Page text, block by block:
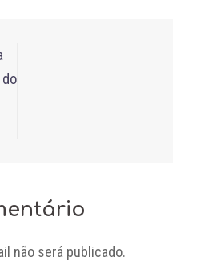
não será publicado.